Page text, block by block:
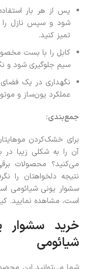
پس از هر بار
شود و سپس نازل را
تمیز کنید.
کابل را با بست
سیم جلوگیری شود و
نگهداری در یک
عملکرد یون‌ساز و
جمع‌بندی:
برای خشک‌کردن
آن را به شکلی زیبا در
می‌کنید؟ محصولات
نتیجه دلخواهتان را
سشوار یونی شیائومی
است، مشاهده نمایید.
خرید سشوار
شیائومی